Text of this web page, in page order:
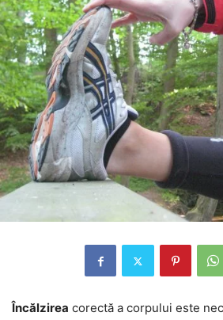
Încălzirea corectă a corpului este